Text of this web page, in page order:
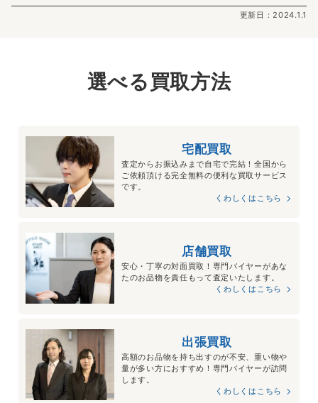
更新日：2024.1.1
選べる買取方法
宅配買取
査定からお振込みまで自宅で完結！全国から
ご依頼頂ける完全無料の便利な買取サービス
です。
くわしくはこちら
店舗買取
安心・丁寧の対面買取！専門バイヤーがあな
たのお品物を責任もって査定いたします。
くわしくはこちら
出張買取
高額のお品物を持ち出すのが不安、重い物や
量が多い方におすすめ！専門バイヤーが訪問
します。
くわしくはこちら